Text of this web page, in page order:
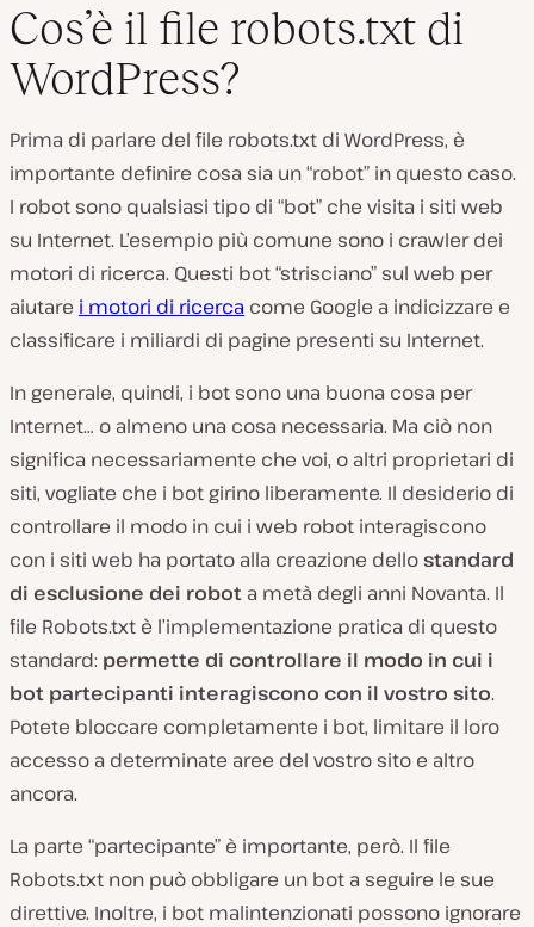
Cos’è il file robots.txt di
WordPress?
Prima di parlare del file robots.txt di WordPress, è
importante definire cosa sia un “robot” in questo caso.
I robot sono qualsiasi tipo di “bot” che visita i siti web
su Internet. L’esempio più comune sono i crawler dei
motori di ricerca. Questi bot “strisciano” sul web per
aiutare i motori di ricerca come Google a indicizzare e
classificare i miliardi di pagine presenti su Internet.
In generale, quindi, i bot sono una buona cosa per
Internet… o almeno una cosa necessaria. Ma ciò non
significa necessariamente che voi, o altri proprietari di
siti, vogliate che i bot girino liberamente. Il desiderio di
controllare il modo in cui i web robot interagiscono
con i siti web ha portato alla creazione dellostandard
di esclusione dei robot a metà degli anni Novanta. Il
file Robots.txt è l’implementazione pratica di questo
standard: permette di controllare il modo in cui i
bot partecipanti interagiscono con il vostro sito.
Potete bloccare completamente i bot, limitare il loro
accesso a determinate aree del vostro sito e altro
ancora.
La parte “partecipante” è importante, però. Il file
Robots.txt non può obbligare un bot a seguire le sue
direttive. Inoltre, i bot malintenzionati possono ignorare